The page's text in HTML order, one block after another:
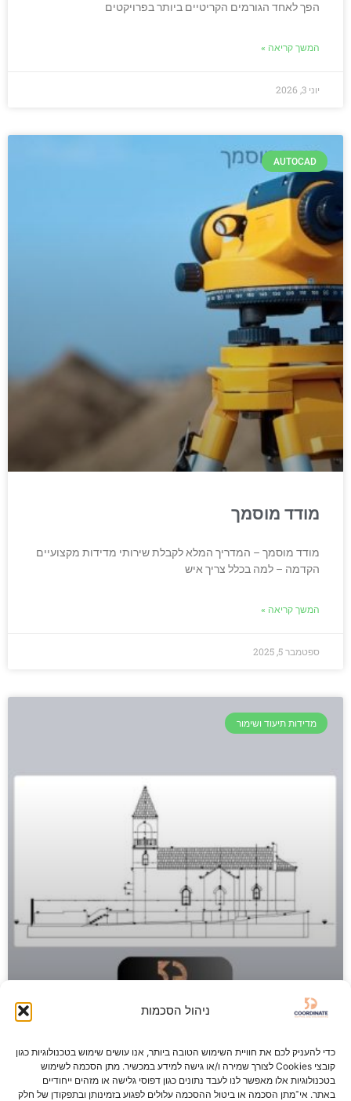
ניהול הסכמות
כדי להעניק לכם את חוויית השימוש הטובה ביותר, אנו עושים שימוש בטכנולוגיות כגון
קובצי Cookies לצורך שמירה ו/או גישה למידע במכשיר. מתן הסכמה לשימוש
בטכנולוגיות אלו מאפשר לנו לעבד נתונים כגון דפוסי גלישה או מזהים ייחודיים
באתר. אי־מתן הסכמה או ביטול ההסכמה עלולים לפגוע בזמינותן ובתפקודן של חלק
הפך לאחד הגורמים הקריטיים ביותר בפרויקטים
המשך קריאה »
יוני 3, 2026
AUTOCAD
מודד מוסמך
מודד מוסמך – המדריך המלא לקבלת שירותי מדידות מקצועיים
הקדמה – למה בכלל צריך איש
המשך קריאה »
ספטמבר 5, 2025
מדידות תיעוד ושימור
מדידות לתיעוד ושימור